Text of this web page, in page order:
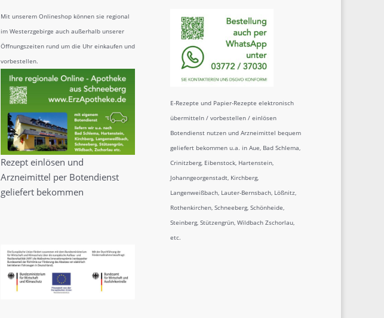
Mit unserem Onlineshop können sie regional
im Westerzgebirge auch außerhalb unserer
Öffnungszeiten rund um die Uhr einkaufen und
vorbestellen.
Rezept einlösen und
Arzneimittel per Botendienst
geliefert bekommen
E-Rezepte und Papier-Rezepte elektronisch
übermitteln / vorbestellen / einlösen
Botendienst nutzen und Arzneimittel bequem
geliefert bekommen u.a. in Aue, Bad Schlema,
Crinitzberg, Eibenstock, Hartenstein,
Johanngeorgenstadt, Kirchberg,
Langenweißbach, Lauter-Bernsbach, Lößnitz,
Rothenkirchen, Schneeberg, Schönheide,
Steinberg, Stützengrün, Wildbach Zschorlau,
etc.